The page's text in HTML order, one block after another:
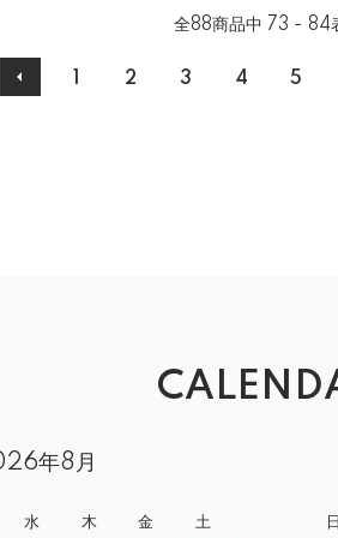
全88商品中 73 - 84
2 3 4 5
年8月
水 木 金 土 日